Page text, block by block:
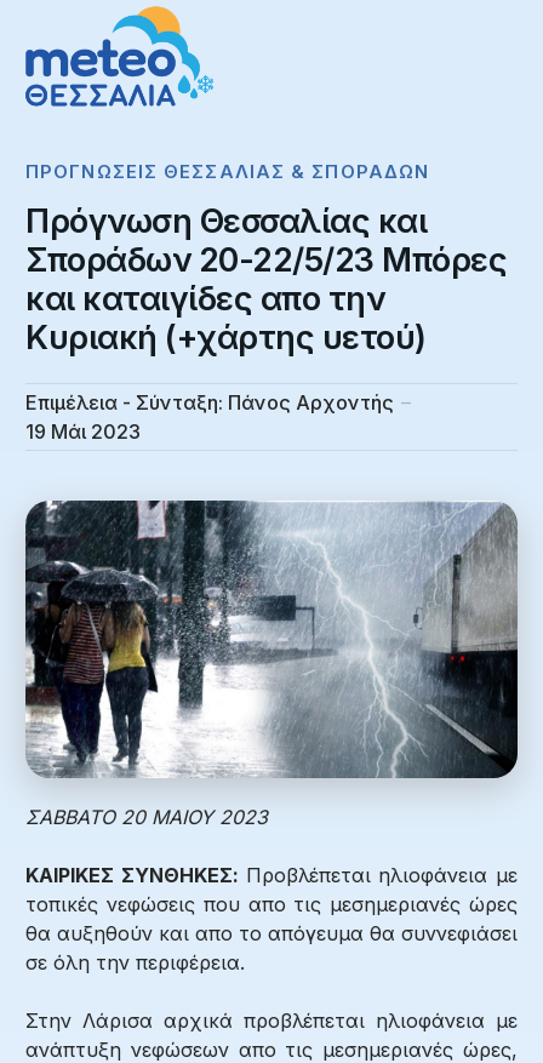
ΠΡΟΓΝΏΣΕΙΣ ΘΕΣΣΑΛΊΑΣ & ΣΠΟΡΆΔΩΝ
Πρόγνωση Θεσσαλίας και
Σποράδων 20-22/5/23 Μπόρες
και καταιγίδες απο την
Κυριακή (+χάρτης υετού)
Επιμέλεια - Σύνταξη: Πάνος Αρχοντής
19 Μάι 2023
ΣΑΒΒΑΤΟ 20 ΜΑΙΟΥ 2023
ΚΑΙΡΙΚΕΣ ΣΥΝΘΗΚΕΣ: Προβλέπεται ηλιοφάνεια με
τοπικές νεφώσεις που απο τις μεσημεριανές ώρες
θα αυξηθούν και απο το απόγευμα θα συννεφιάσει
σε όλη την περιφέρεια.
Στην Λάρισα αρχικά προβλέπεται ηλιοφάνεια με
ανάπτυξη νεφώσεων απο τις μεσημεριανές ώρες,